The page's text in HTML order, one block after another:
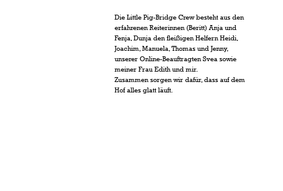
Die Little Pig-Bridge Crew besteht aus den
erfahrenen Reiterinnen (Beritt) Anja und
Fenja, Dunja den fleißigen Helfern Heidi,
Joachim, Manuela, Thomas und Jenny,
unserer Online-Beauftragten Svea sowie
meiner Frau Edith und mir.
Zusammen sorgen wir dafür, dass auf dem
Hof alles glatt läuft.